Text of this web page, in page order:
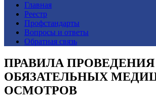
Главная
Реестр
Профстандарты
Вопросы и ответы
Обратная связь
ПРАВИЛА ПРОВЕДЕНИЯ
ОБЯЗАТЕЛЬНЫХ
ОСМОТРОВ